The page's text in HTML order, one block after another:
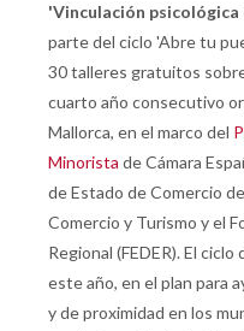
'Vinculación
parte del ciclo 'Abre tu
30 talleres gratuitos
cuarto año consecutivo
Mallorca, en el marco del
Minorista de Cámara
de Estado de Comercio
Comercio y Turismo y el
Regional (FEDER). El
este año, en el plan para
y de proximidad en los